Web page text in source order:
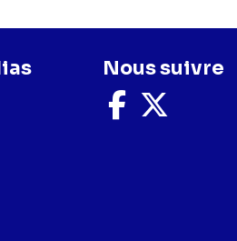
Nous suivre
Nous
suivre